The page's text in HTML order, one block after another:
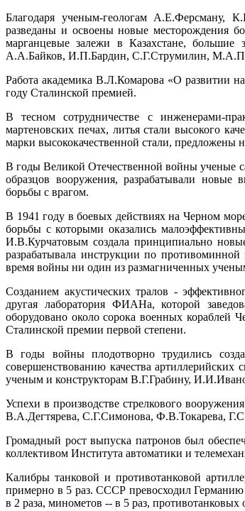
Благодаря ученым-геологам А.Е.Ферсману,
разведаны и освоены новые месторождения
марганцевые залежи в Казахстане,
А.А.Байков, И.П.Бардин, С.Г.Струмилин,
Работа академика В.Л.Комарова «О развитии
году Сталинской премией.
В тесном сотрудничестве с инженерами-
мартеновских печах, литья стали высокого
марки высококачественной стали,
В годы Великой Отечественной войны ученые
образцов вооружения, разрабатывали
борьбы с врагом.
В 1941 году в боевых действиях на Черном
борьбы с которыми оказались
И.В.Курчатовым создала принципиально
разрабатывала инструкции по
время войны ни один из размагниченных
Созданием акустических тралов -
другая лаборатория ФИАНа, которой
оборудовано около сорока военных кораблей
Сталинской премии первой степени.
В годы войны плодотворно трудились
совершенствованию качества
ученым и конструкторам В.Г.Грабину,
Успехи в производстве стрелкового
В.А.Дегтярева, С.Г.Симонова, Ф.В.Токарева,
Громадный рост выпуска патронов был
коллективом Института автоматики и
Калибры танковой и противотанковой
примерно в 5 раз. СССР превосходил Германию
в 2 раза, минометов -- в 5 раз, противотанковых